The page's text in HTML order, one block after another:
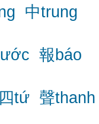
中trung
報báo
四tứ 聲thanh